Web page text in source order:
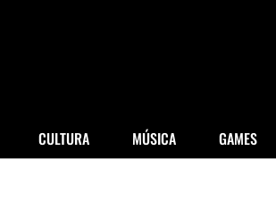
CULTURA MÚSICA GAMES